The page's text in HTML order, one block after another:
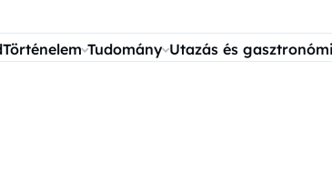
Történelem Tudomány Utazás és